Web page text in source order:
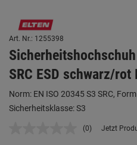
Art. Nr.: 1255398
SRC ESD schwarz/rot
Norm: EN ISO 20345 S3 SRC,
Sicherheitsklasse: S3
Kein
(0) Jetzt